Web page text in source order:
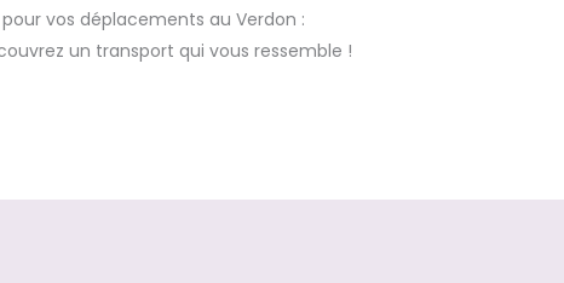
vos déplacements au Verdon :
un transport qui vous ressemble !